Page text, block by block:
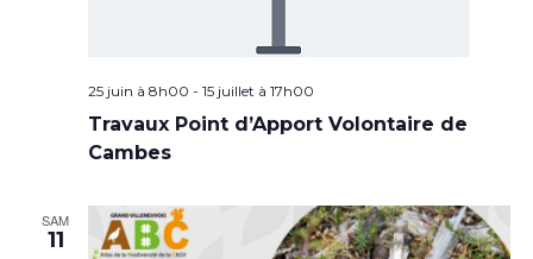
25 juin à 8h00 - 15 juillet à 17h00
Travaux Point d’Apport Volontaire de
Cambes
SAM
11